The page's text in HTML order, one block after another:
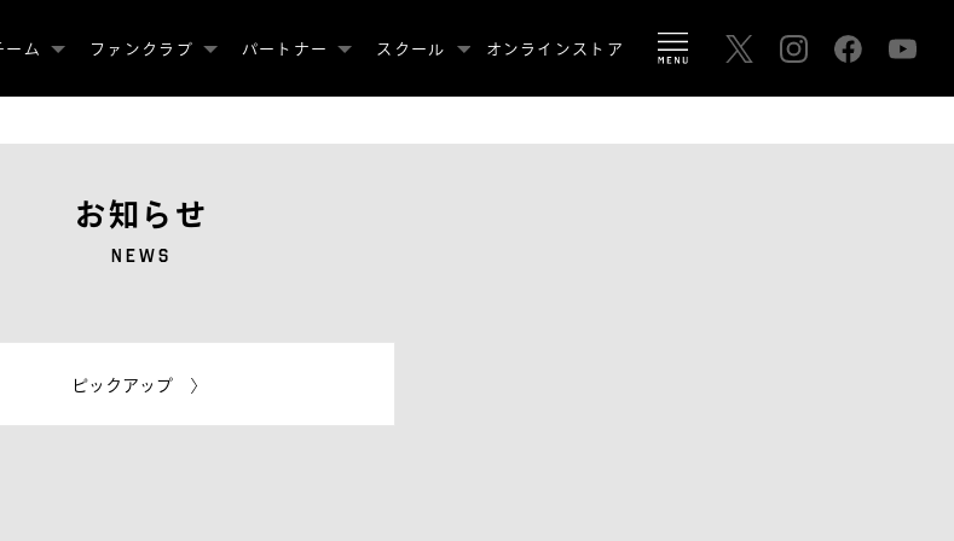
ーム ファンクラブ パートナー スクール オンラインストア
お知らせ
NEWS
ピックアップ